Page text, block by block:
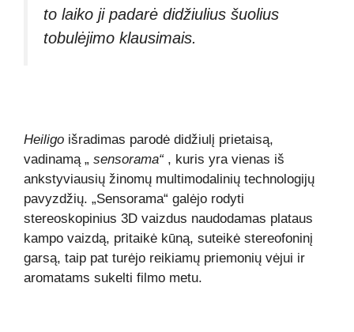
to laiko ji padarė didžiulius šuolius
tobulėjimo klausimais.
Heiligo išradimas parodė didžiulį prietaisą,
vadinamą „ sensorama“ , kuris yra vienas iš
ankstyviausių žinomų multimodalinių technologijų
pavyzdžių. „Sensorama“ galėjo rodyti
stereoskopinius 3D vaizdus naudodamas plataus
kampo vaizdą, pritaikė kūną, suteikė stereofoninį
garsą, taip pat turėjo reikiamų priemonių vėjui ir
aromatams sukelti filmo metu.